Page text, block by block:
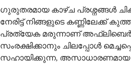
ഗുരുതരമായ കാഴ്ച പ്രശ്നങ്ങൾ
നേരിട്ട് നിങ്ങളുടെ കണ്ണിലേക്ക്
പ്രത്യേക മരുന്നാണ്
സംരക്ഷിക്കാനും ചിലപ്പോൾ
സഹായിക്കുന്ന,